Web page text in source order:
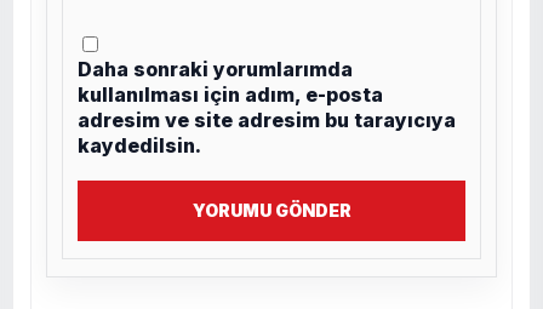
Daha sonraki yorumlarımda
kullanılması için adım, e-posta
adresim ve site adresim bu tarayıcıya
kaydedilsin.
YORUMU GÖNDER